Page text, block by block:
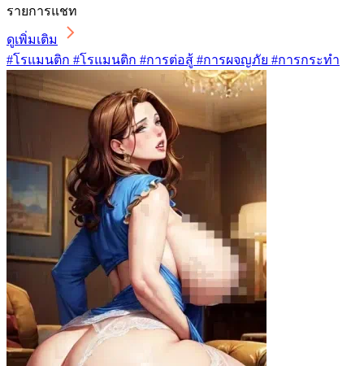
รายการแชท
ดูเพิ่มเติม
#โรแมนติก #โรแมนติก #การต่อสู้ #การผจญภัย #การกระทำ